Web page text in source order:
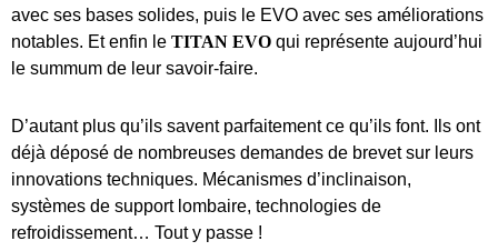
avec ses bases solides, puis le EVO avec ses améliorations
notables. Et enfin le TITAN EVO qui représente aujourd’hui
le summum de leur savoir-faire.
D’autant plus qu’ils savent parfaitement ce qu’ils font. Ils ont
déjà déposé de nombreuses demandes de brevet sur leurs
innovations techniques. Mécanismes d’inclinaison,
systèmes de support lombaire, technologies de
refroidissement… Tout y passe !